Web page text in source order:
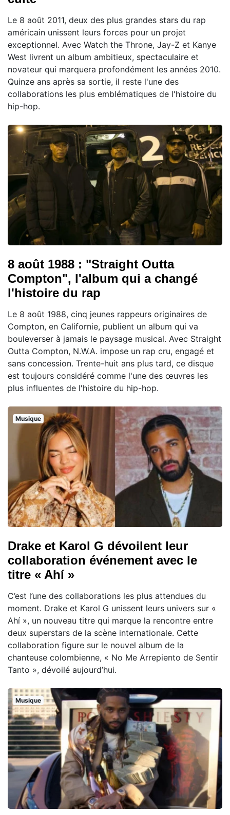
Le 8 août 2011, deux des plus grandes stars du rap
américain unissent leurs forces pour un projet
exceptionnel. Avec Watch the Throne, Jay-Z et Kanye
West livrent un album ambitieux, spectaculaire et
novateur qui marquera profondément les années 2010.
Quinze ans après sa sortie, il reste l'une des
collaborations les plus emblématiques de l'histoire du
hip-hop.
8 août 1988 : "Straight Outta
Compton", l'album qui a changé
l'histoire du rap
Le 8 août 1988, cinq jeunes rappeurs originaires de
Compton, en Californie, publient un album qui va
bouleverser à jamais le paysage musical. Avec Straight
Outta Compton, N.W.A. impose un rap cru, engagé et
sans concession. Trente-huit ans plus tard, ce disque
est toujours considéré comme l'une des œuvres les
plus influentes de l'histoire du hip-hop.
Musique
Drake et Karol G dévoilent leur
collaboration événement avec le
titre « Ahí »
C’est l’une des collaborations les plus attendues du
moment. Drake et Karol G unissent leurs univers sur «
Ahí », un nouveau titre qui marque la rencontre entre
deux superstars de la scène internationale. Cette
collaboration figure sur le nouvel album de la
chanteuse colombienne, « No Me Arrepiento de Sentir
Tanto », dévoilé aujourd’hui.
Musique